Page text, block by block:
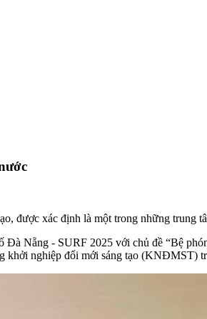
được xác định là một trong những trung
Nẵng - SURF 2025 với chủ đề “Bệ
khởi nghiệp đổi mới sáng tạo (KNĐMST)